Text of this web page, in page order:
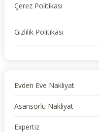
Çerez Politikası
Gizlilik Politikası
Evden Eve Nakliyat
Asansörlü Nakliyat
Expertiz